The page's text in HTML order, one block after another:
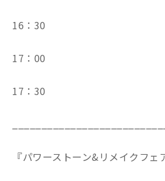
16：30
17：00
17：30
『パワーストーン&リメイクフェ